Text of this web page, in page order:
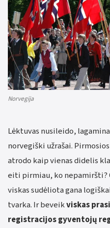
Norvegija
Lėktuvas nusileido,
norvegiški užrašai.
atrodo kaip vienas didelis
eiti pirmiau, ko nepamiršti?
viskas sudėliota gana
tvarka. Ir beveikviskas
registracijos gyventojų